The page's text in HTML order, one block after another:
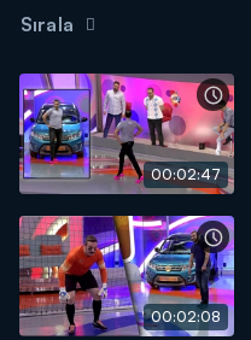
Sırala
00:02:47
00:02:08